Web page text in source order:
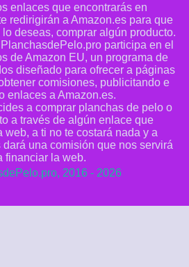
enlaces que encontrarás en
redirigirán a Amazon.es para que
deseas, comprar algún producto.
participa en el
de Amazon EU, un programa de
diseñado para ofrecer a páginas
comisiones, publicitando e
enlaces a Amazon.es.
a comprar planchas de pelo o
a través de algún enlace que
web, a ti no te costará nada y a
una comisión que nos servirá
financiar la web.
2016 - 2026